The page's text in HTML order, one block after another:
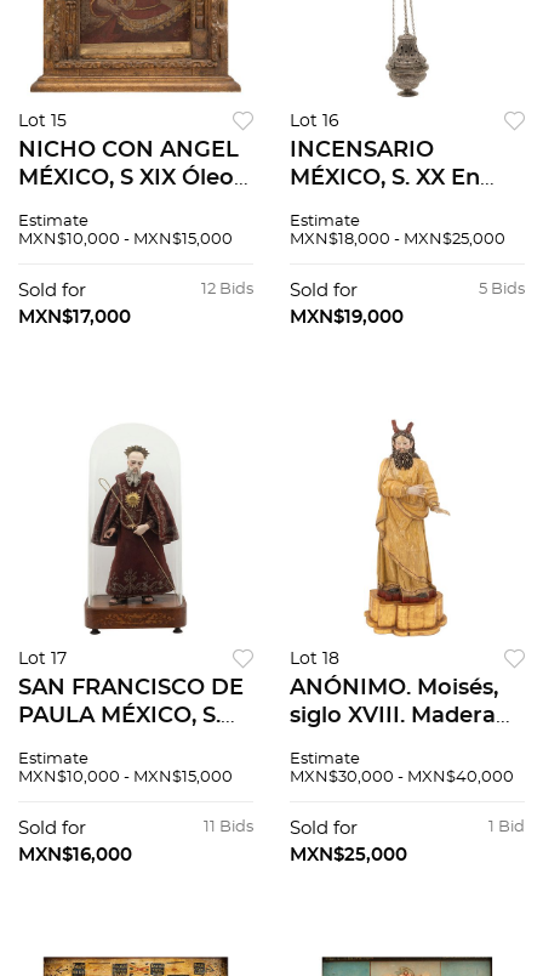
Lot 15
NICHO CON ANGEL
MÉXICO, S XIX Óleo
cm
Estimate
MXN$10,000 - MXN$15,000
12 Bids
Sold for
MXN$17,000
Lot 16
INCENSARIO
MÉXICO, S. XX En
Decorado con
calados.
Estimate
MXN$18,000 - MXN$25,000
5 Bids
Sold for
MXN$19,000
Lot 17
SAN FRANCISCO DE
PAULA MÉXICO, S.
policromada con
sandalias en metal
dorado, placa y base
Estimate
MXN$10,000 - MXN$15,000
11 Bids
Sold for
MXN$16,000
Lot 18
ANÓNIMO. Moisés,
siglo XVIII. Madera
policromada, 129 x
Estimate
MXN$30,000 - MXN$40,000
1 Bid
Sold for
MXN$25,000